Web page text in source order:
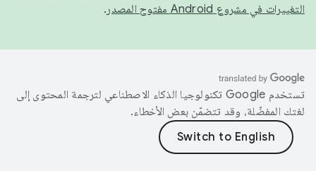
التغييرات في مشروع Android مفتوح المصدر
.
تستخدم Google تكنولوجيا الذكاء الاصطناعي لترجمة المحتوى إلى
لغتك المفضّلة، وقد تتضمّن بعض الأخطاء.